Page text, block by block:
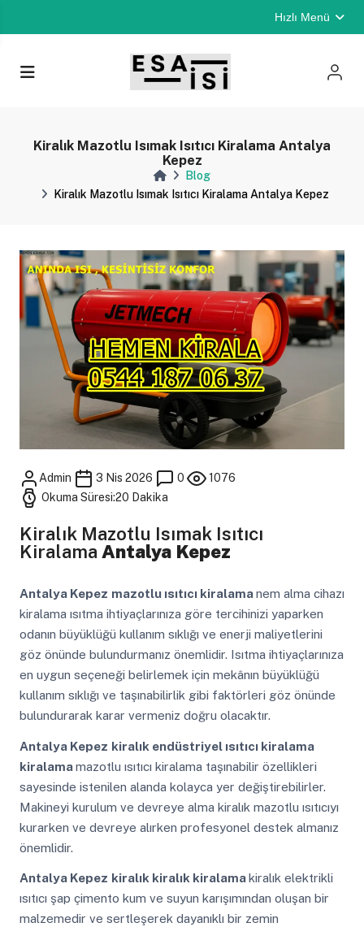
Hızlı Menü
Kiralık Mazotlu Isımak Isıtıcı Kiralama Antalya
Kepez
Blog
Kiralık Mazotlu Isımak Isıtıcı Kiralama Antalya Kepez
Admin 3 Nis 2026 0
1076
Okuma Süresi:20 Dakika
Kiralık Mazotlu Isımak Isıtıcı
Kiralama Antalya Kepez
Antalya Kepez mazotlu ısıtıcı kiralamanem alma cihazı
kiralama ısıtma ihtiyaçlarınıza göre tercihinizi yaparken
odanın büyüklüğü kullanım sıklığı ve enerji maliyetlerini
göz önünde bulundurmanız önemlidir. Isıtma ihtiyaçlarınıza
en uygun seçeneği belirlemek için mekânın büyüklüğü
kullanım sıklığı ve taşınabilirlik gibi faktörleri göz önünde
bulundurarak karar vermeniz doğru olacaktır.
Antalya Kepez kiralık endüstriyel ısıtıcı kiralama
kiralamamazotlu ısıtıcı kiralama taşınabilir özellikleri
sayesinde istenilen alanda kolayca yer değiştirebilirler.
Makineyi kurulum ve devreye alma kiralık mazotlu ısıtıcıyı
kurarken ve devreye alırken profesyonel destek almanız
önemlidir.
Antalya Kepez kiralık kiralık kiralamakiralık elektrikli
ısıtıcı şap çimento kum ve suyun karışımından oluşan bir
malzemedir ve sertleşerek dayanıklı bir zemin